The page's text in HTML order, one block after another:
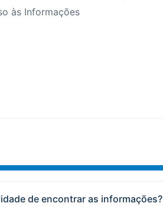
às Informações
de encontrar as informações?